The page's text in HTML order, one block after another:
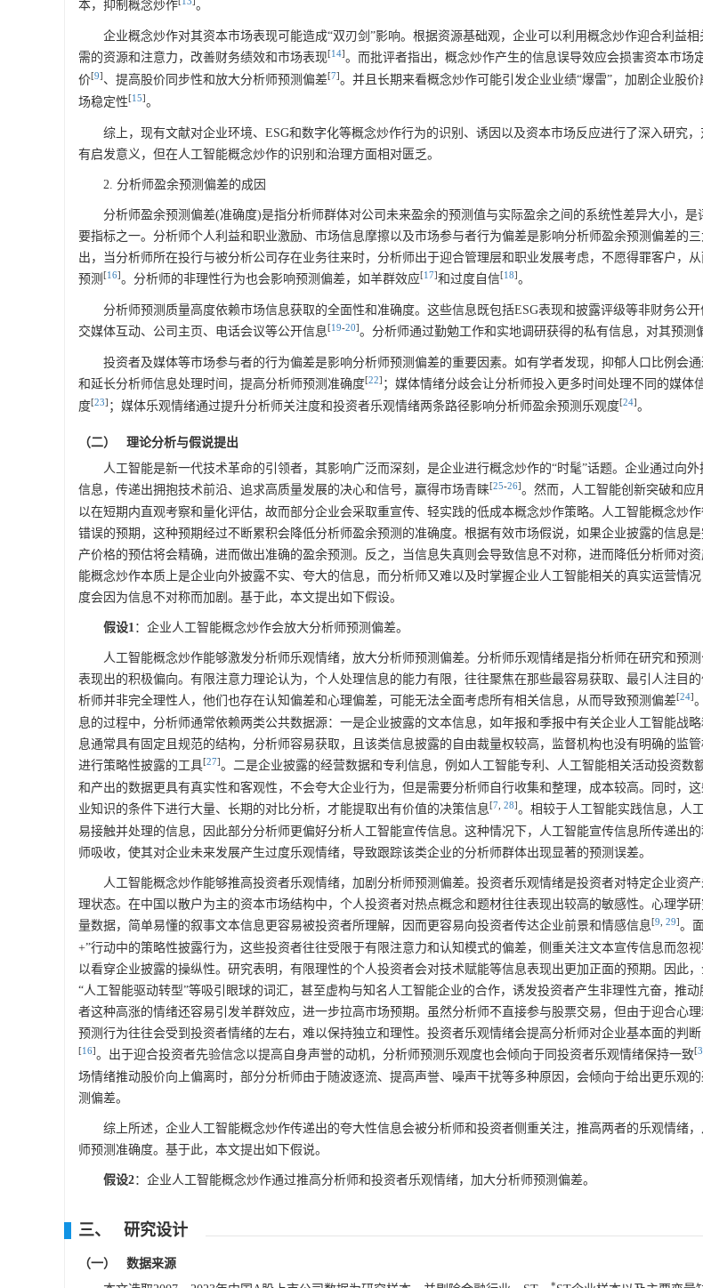
本，抑制概念炒作
。
企业概念炒作对其资本市场表现可能造成“双刃剑”影响。根据资源基础观，企业可以利用概念炒作迎合利益
需的资源和注意力，改善财务绩效和市场表现[14]。而批评者指出，概念炒作产生的信息误导效应会损害资本市场
价[9] 、提高股价同步性和放大分析师预测偏差[7]。并且长期来看概念炒作可能引发企业业绩“爆雷”，加剧企业股
场稳定性[15]。
综上，现有文献对企业环境、ESG和数字化等概念炒作行为的识别、诱因以及资本市场反应进行了深入研究
有启发意义，但在人工智能概念炒作的识别和治理方面相对匮乏。
2. 分析师盈余预测偏差的成因
分析师盈余预测偏差(准确度)是指分析师群体对公司未来盈余的预测值与实际盈余之间的系统性差异大小，
要指标之一。分析师个人利益和职业激励、市场信息摩擦以及市场参与者行为偏差是影响分析师盈余预测偏差的
出，当分析师所在投行与被分析公司存在业务往来时，分析师出于迎合管理层和职业发展考虑，不愿得罪客户，
预测 [16]。分析师的非理性行为也会影响预测偏差，如羊群效应[17]和过度自信[18]。
分析师预测质量高度依赖市场信息获取的全面性和准确度。这些信息既包括ESG表现和披露评级等非财务公
交媒体互动、公司主页、电话会议等公开信息[19-20]。分析师通过勤勉工作和实地调研获得的私有信息，对其预测
投资者及媒体等市场参与者的行为偏差是影响分析师预测偏差的重要因素。如有学者发现，抑郁人口比例会
和延长分析师信息处理时间，提高分析师预测准确度[22] ；媒体情绪分歧会让分析师投入更多时间处理不同的媒体
度[23] ；媒体乐观情绪通过提升分析师关注度和投资者乐观情绪两条路径影响分析师盈余预测乐观度[24]。
（二） 理论分析与假说提出
人工智能是新一代技术革命的引领者，其影响广泛而深刻，是企业进行概念炒作的“时髦”话题。企业通过向
信息，传递出拥抱技术前沿、追求高质量发展的决心和信号，赢得市场青睐[25-26]。然而，人工智能创新突破和应
以在短期内直观考察和量化评估，故而部分企业会采取重宣传、轻实践的低成本概念炒作策略。人工智能概念炒作
错误的预期，这种预期经过不断累积会降低分析师盈余预测的准确度。根据有效市场假说，如果企业披露的信息
产价格的预估将会精确，进而做出准确的盈余预测。反之，当信息失真则会导致信息不对称，进而降低分析师对
能概念炒作本质上是企业向外披露不实、夸大的信息，而分析师又难以及时掌握企业人工智能相关的真实运营情
度会因为信息不对称而加剧。基于此，本文提出如下假设。
假设1：企业人工智能概念炒作会放大分析师预测偏差。
人工智能概念炒作能够激发分析师乐观情绪，放大分析师预测偏差。分析师乐观情绪是指分析师在研究和预
表现出的积极偏向。有限注意力理论认为，个人处理信息的能力有限，往往聚焦在那些最容易获取、最引人注目
析师并非完全理性人，他们也存在认知偏差和心理偏差，可能无法全面考虑所有相关信息，从而导致预测偏差[24]
息的过程中，分析师通常依赖两类公共数据源：一是企业披露的文本信息，如年报和季报中有关企业人工智能战
息通常具有固定且规范的结构，分析师容易获取，且该类信息披露的自由裁量权较高，监督机构也没有明确的监
进行策略性披露的工具[27]。二是企业披露的经营数据和专利信息，例如人工智能专利、人工智能相关活动投资数
和产出的数据更具有真实性和客观性，不会夸大企业行为，但是需要分析师自行收集和整理，成本较高。同时，
业知识的条件下进行大量、长期的对比分析，才能提取出有价值的决策信息[7 28]。相较于人工智能实践信息，人
易接触并处理的信息，因此部分分析师更偏好分析人工智能宣传信息。这种情况下，人工智能宣传信息所传递出
师吸收，使其对企业未来发展产生过度乐观情绪，导致跟踪该类企业的分析师群体出现显著的预测误差。
人工智能概念炒作能够推高投资者乐观情绪，加剧分析师预测偏差。投资者乐观情绪是投资者对特定企业资
理状态。在中国以散户为主的资本市场结构中，个人投资者对热点概念和题材往往表现出较高的敏感性。心理学
量数据，简单易懂的叙事文本信息更容易被投资者所理解，因而更容易向投资者传达企业前景和情感信息[9 29]。
+”行动中的策略性披露行为，这些投资者往往受限于有限注意力和认知模式的偏差，侧重关注文本宣传信息而忽
以看穿企业披露的操纵性。研究表明，有限理性的个人投资者会对技术赋能等信息表现出更加正面的预期。因此
“人工智能驱动转型”等吸引眼球的词汇，甚至虚构与知名人工智能企业的合作，诱发投资者产生非理性亢奋，推
者这种高涨的情绪还容易引发羊群效应，进一步拉高市场预期。虽然分析师不直接参与股票交易，但由于迎合心
预测行为往往会受到投资者情绪的左右，难以保持独立和理性。投资者乐观情绪会提高分析师对企业基本面的判
[16]。出于迎合投资者先验信念以提高自身声誉的动机，分析师预测乐观度也会倾向于同投资者乐观情绪保持一致[
场情绪推动股价向上偏离时，部分分析师由于随波逐流、提高声誉、噪声干扰等多种原因，会倾向于给出更乐观
测偏差。
综上所述，企业人工智能概念炒作传递出的夸大性信息会被分析师和投资者侧重关注，推高两者的乐观情绪
师预测准确度。基于此，本文提出如下假说。
假设2：企业人工智能概念炒作通过推高分析师和投资者乐观情绪，加大分析师预测偏差。
三、 研究设计
（一） 数据来源
*